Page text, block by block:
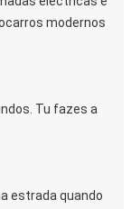
modernos
Tu fazes a
estrada quando